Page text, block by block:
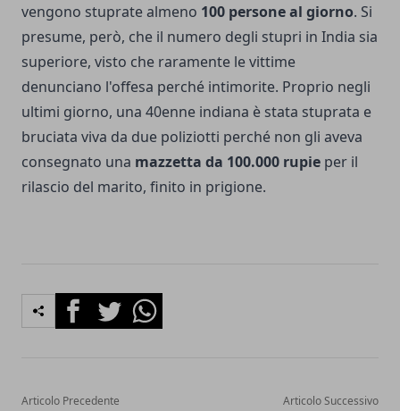
vengono stuprate almeno 100 persone al giorno. Si
presume, però, che il numero degli stupri in India sia
superiore, visto che raramente le vittime
denunciano l'offesa perché intimorite. Proprio negli
ultimi giorno, una 40enne indiana è stata stuprata e
bruciata viva da due poliziotti perché non gli aveva
consegnato una mazzetta da 100.000 rupie per il
rilascio del marito, finito in prigione.
FacebookTwitterWhatsapp
Articolo Precedente Articolo Successivo